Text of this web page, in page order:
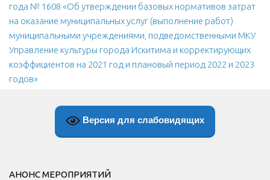
Учреждения культуры
МБУ Дом культуры «Октябрь»
МБОУ ДО «Детская школа искусств»
МБУК «Искитимский городской историко-художественный
года № 1608 «Об утверждении базовых нормативов затрат
на оказание муниципальных услуг (выполнение работ)
муниципальными учреждениями, подведомственными МКУ
Управление культуры города Искитима и корректирующих
коэффициентов на 2021 год и плановый период 2022 и 2023
годов»
Версия для слабовидящих
АНОНС МЕРОПРИЯТИЙ